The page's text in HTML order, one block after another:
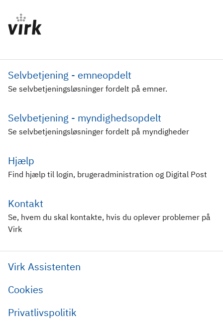
Selvbetjening - emneopdelt
Se selvbetjeningsløsninger fordelt på emner.
Selvbetjening - myndighedsopdelt
Se selvbetjeningsløsninger fordelt på myndigheder
Hjælp
Find hjælp til login, brugeradministration og Digital Post
Kontakt
Se, hvem du skal kontakte, hvis du oplever problemer på
Virk
Virk Assistenten
Cookies
Privatlivspolitik